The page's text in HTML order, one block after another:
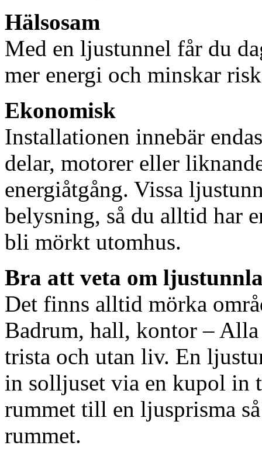
Hälsosam
Med en ljustunnel får du
mer energi och minskar
Ekonomisk
Installationen innebär
delar, motorer eller
energiåtgång. Vissa
belysning, så du alltid har
bli mörkt utomhus.
Bra att veta om
Det finns alltid mörka
Badrum, hall, kontor – Alla
trista och utan liv. En
in solljuset via en kupol in
rummet till en ljusprisma
rummet.